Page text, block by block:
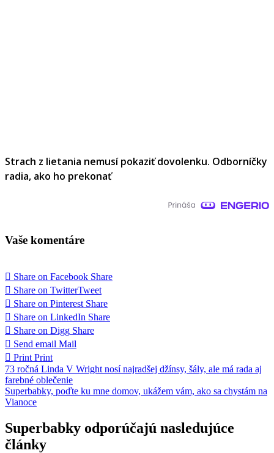
Strach z lietania nemusí pokaziť dovolenku. Odborníčky
radia, ako ho prekonať
Vaše komentáre
Share on Facebook Share
Share on TwitterTweet
Share on Pinterest Share
Share on LinkedIn Share
Share on Digg Share
Send email Mail
Print Print
Navigácia
v
článku
73 ročná Linda V Wright nosí najradšej džínsy, šály, ale má rada aj
farebné oblečenie
Superbabky, poďte ku mne domov, ukážem vám, ako sa chystám na
Vianoce
Superbabky odporúčajú nasledujúce
články